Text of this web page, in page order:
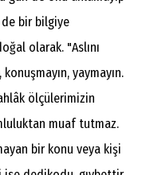
de bir bilgiye
olarak. "Aslını
yaymayın.
ölçülerimizin
muaf tutmaz.
bir konu veya kişi